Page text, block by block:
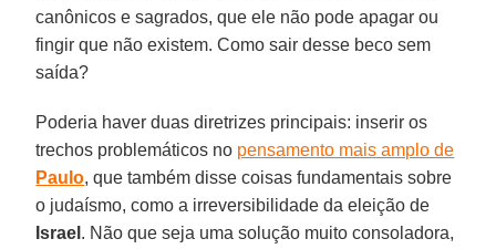
canônicos e sagrados, que ele não pode apagar ou
fingir que não existem. Como sair desse beco sem
saída?
Poderia haver duas diretrizes principais: inserir os
trechos problemáticos no pensamento mais amplo de
Paulo, que também disse coisas fundamentais sobre
o judaísmo, como a irreversibilidade da eleição de
Israel . Não que seja uma solução muito consoladora,